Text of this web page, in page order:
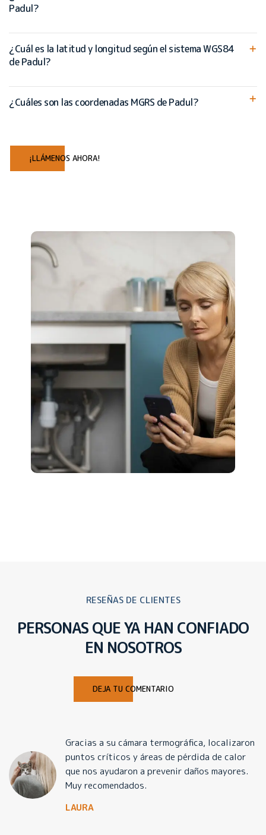
Padul?
¿Cuál es la latitud y longitud según el sistema WGS84
de Padul?
¿Cuáles son las coordenadas MGRS de Padul?
¡LLÁMENOS AHORA!
RESEÑAS DE CLIENTES
PERSONAS QUE YA HAN CONFIADO
EN NOSOTROS
DEJA TU COMENTARIO
Gracias a su cámara termográfica, localizaron
puntos críticos y áreas de pérdida de calor
que nos ayudaron a prevenir daños mayores.
Muy recomendados.
LAURA